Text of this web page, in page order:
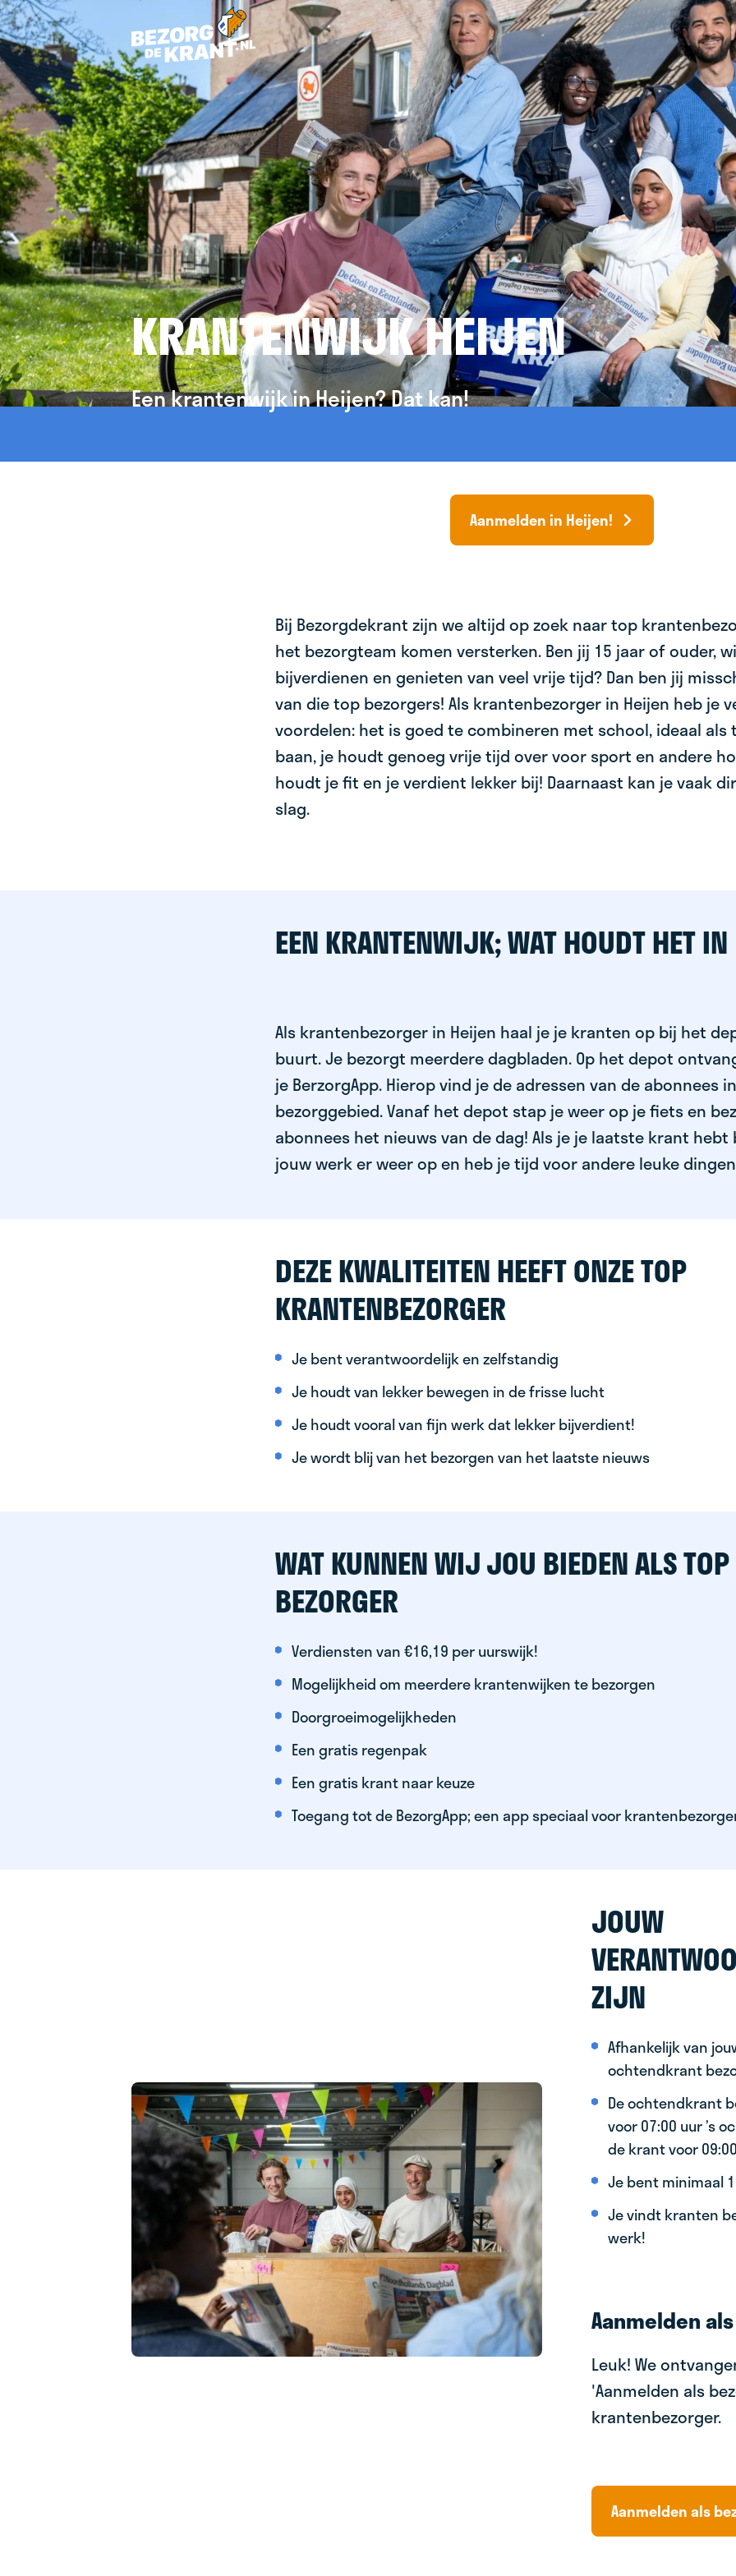
KRANTENWIJK HEIJEN
Een krantenwijk in Heijen? Dat kan!
Aanmelden in Heijen!
Bij Bezorgdekrant zijn we altijd op zoek naar top
het bezorgteam komen versterken. Ben jij 15 jaar of ouder,
bijverdienen en genieten van veel vrije tijd? Dan ben jij
van die top bezorgers! Als krantenbezorger in Heijen heb je
voordelen: het is goed te combineren met school, ideaal als
baan, je houdt genoeg vrije tijd over voor sport en andere
houdt je fit en je verdient lekker bij! Daarnaast kan je vaak
slag.
EEN KRANTENWIJK; WAT HOUDT HET IN
Als krantenbezorger in Heijen haal je je kranten op bij het
buurt. Je bezorgt meerdere dagbladen. Op het depot
je BerzorgApp. Hierop vind je de adressen van de abonnees
bezorggebied. Vanaf het depot stap je weer op je fiets en
abonnees het nieuws van de dag! Als je je laatste krant hebt
jouw werk er weer op en heb je tijd voor andere leuke
DEZE KWALITEITEN HEEFT ONZE TOP
KRANTENBEZORGER
Je bent verantwoordelijk en zelfstandig
Je houdt van lekker bewegen in de frisse lucht
Je houdt vooral van fijn werk dat lekker bijverdient!
Je wordt blij van het bezorgen van het laatste nieuws
WAT KUNNEN WIJ JOU BIEDEN ALS TOP
BEZORGER
Verdiensten van €16,19 per uurswijk!
Mogelijkheid om meerdere krantenwijken te bezorgen
Doorgroeimogelijkheden
Een gratis regenpak
Een gratis krant naar keuze
Toegang tot de BezorgApp; een app speciaal voor
JOUW
ZIJN
Afhankelijk van
ochtendkrant
De ochtendkrant
voor 07:00 uur ’s
de krant voor
Je bent minimaal
Je vindt kranten
werk!
Aanmelden
Leuk! We
'Aanmelden als
krantenbezorger.
Aanmelden als